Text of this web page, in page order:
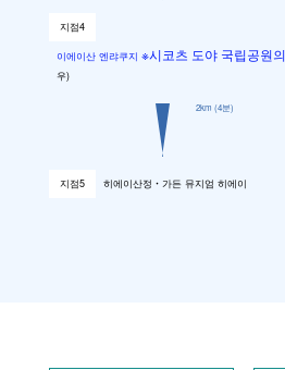
지점4
이에이산 엔랴쿠지 ※시코츠 도야 국립공원
우)
2km (4분)
지점5 히에이산정・가든 뮤지엄 히에이